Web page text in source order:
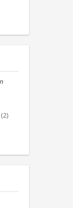
(2)